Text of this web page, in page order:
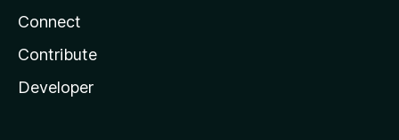
Connect
Contribute
Developer